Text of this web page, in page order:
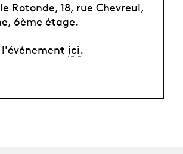
Rotonde, 18, rue Chevreul,
6ème étage.
l'événement ici.